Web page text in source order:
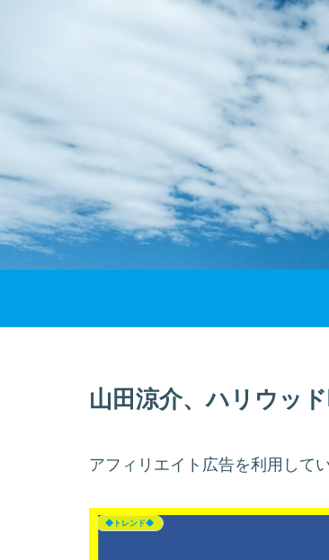
山田涼介、ハリウッ
アフィリエイト広告を利用してい
◆トレンド◆